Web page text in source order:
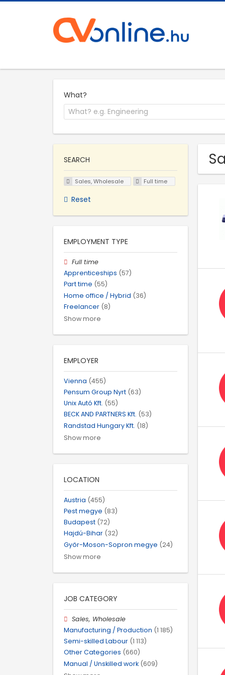
What?
SEARCH
Sales, Wholesale Full time
Reset
EMPLOYMENT TYPE
Full time
Apprenticeships (57)
Part time (55)
Home office / Hybrid (36)
Freelancer (8)
Show more
EMPLOYER
Vienna (455)
Pensum Group Nyrt (63)
Unix Autó Kft. (55)
BECK AND PARTNERS Kft. (53)
Randstad Hungary Kft. (18)
Show more
LOCATION
Austria (455)
Pest megye (83)
Budapest (72)
Hajdú-Bihar (32)
Győr-Moson-Sopron megye (24)
Show more
JOB CATEGORY
Sales, Wholesale
Manufacturing / Production (1 185)
Semi-skilled Labour (1 113)
Other Categories (660)
Manual / Unskilled work (609)